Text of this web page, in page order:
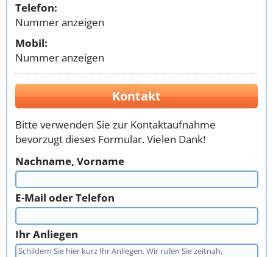
Telefon:
Nummer anzeigen
Mobil:
Nummer anzeigen
Kontakt
Bitte verwenden Sie zur Kontaktaufnahme
bevorzugt dieses Formular. Vielen Dank!
Nachname, Vorname
E-Mail oder Telefon
Ihr Anliegen